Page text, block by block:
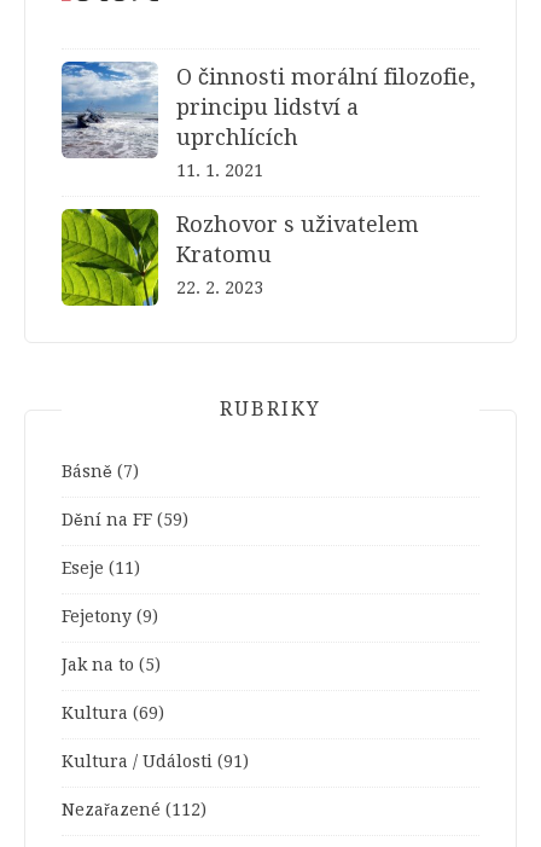
O činnosti morální filozofie,
principu lidství a
uprchlících
11. 1. 2021
Rozhovor s uživatelem
Kratomu
22. 2. 2023
RUBRIKY
Básně (7)
Dění na FF (59)
Eseje (11)
Fejetony (9)
Jak na to (5)
Kultura (69)
Kultura / Události (91)
Nezařazené (112)